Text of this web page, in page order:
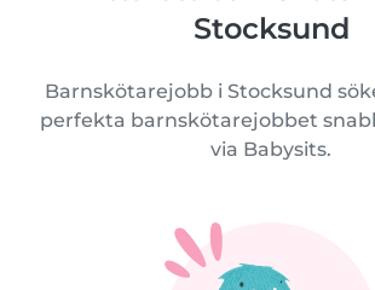
Stocksund
Barnskötarejobb i Stocksund
perfekta barnskötarejobbet
via Babysits.